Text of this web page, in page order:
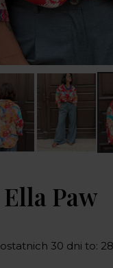
Paw
30 dni to: